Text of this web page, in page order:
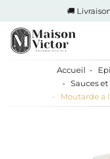
🚚
Accueil
Sauces
Moutarde a